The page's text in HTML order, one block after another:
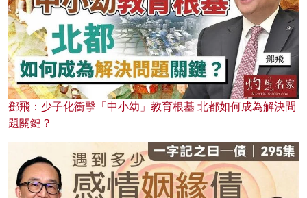
鄧飛：少子化衝擊「中小幼」教育根基 北都如何成為解決問
題關鍵？